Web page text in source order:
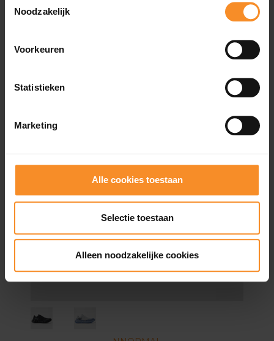
Noodzakelijk
Voorkeuren
Statistieken
Marketing
Alle cookies toestaan
Selectie toestaan
Alleen noodzakelijke cookies